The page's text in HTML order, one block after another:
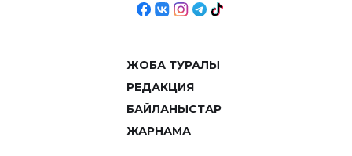
ЖОБА ТУРАЛЫ
РЕДАКЦИЯ
БАЙЛАНЫСТАР
ЖАРНАМА